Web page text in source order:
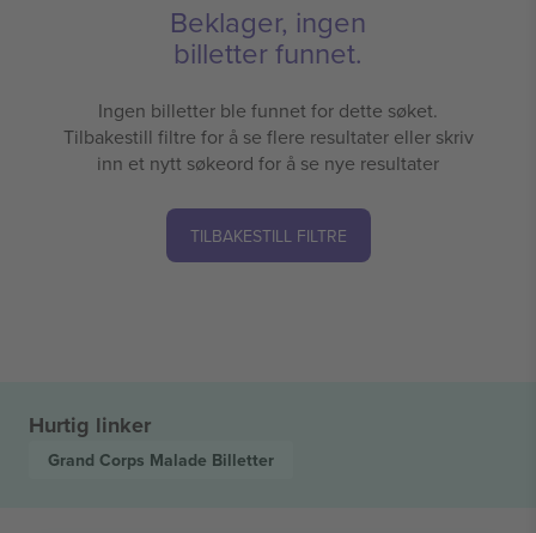
Beklager, ingen
billetter funnet.
Ingen billetter ble funnet for dette søket.
Tilbakestill filtre for å se flere resultater eller skriv
inn et nytt søkeord for å se nye resultater
TILBAKESTILL FILTRE
Hurtig linker
Grand Corps Malade Billetter